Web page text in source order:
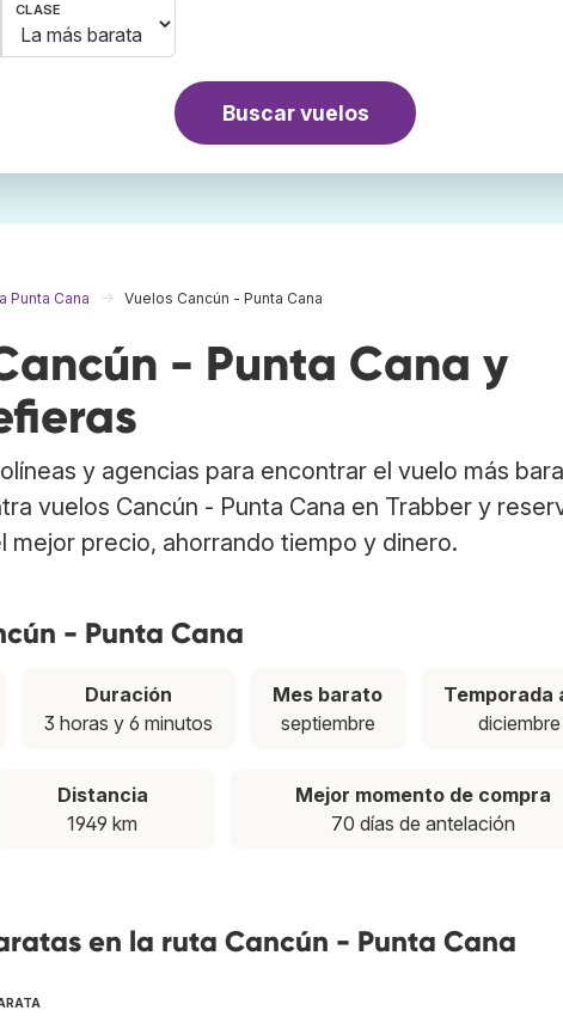
CLASE
Buscar vuelos
Punta Cana Vuelos Cancún - Punta Cana
- Punta Cana y
y agencias para encontrar el vuelo más
vuelos Cancún - Punta Cana en Trabber y
precio, ahorrando tiempo y dinero.
- Punta Cana
Duración
3 horas y 6 minutos
Mes barato
septiembre
Temporada
diciembre
Distancia
1949 km
Mejor momento de compra
70 días de antelación
en la ruta Cancún - Punta Cana